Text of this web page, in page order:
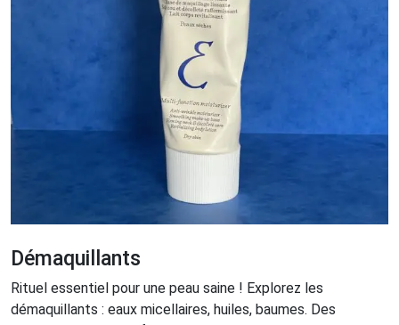
Démaquillants
Rituel essentiel pour une peau saine ! Explorez les
démaquillants : eaux micellaires, huiles, baumes. Des